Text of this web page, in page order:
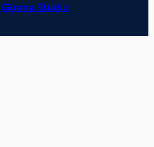
Girona Studio